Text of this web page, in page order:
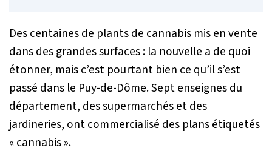
Des centaines de plants de cannabis mis en vente
dans des grandes surfaces : la nouvelle a de quoi
étonner, mais c’est pourtant bien ce qu’il s’est
passé dans le Puy-de-Dôme. Sept enseignes du
département, des supermarchés et des
jardineries, ont commercialisé des plans étiquetés
« cannabis ».